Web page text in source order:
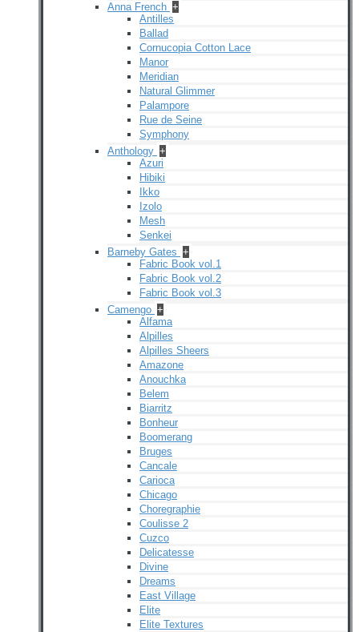
Anna French +
Antilles
Ballad
Cornucopia Cotton Lace
Manor
Meridian
Natural Glimmer
Palampore
Rue de Seine
Symphony
Anthology +
Azuri
Hibiki
Ikko
Izolo
Mesh
Senkei
Barneby Gates +
Fabric Book vol.1
Fabric Book vol.2
Fabric Book vol.3
Camengo +
Alfama
Alpilles
Alpilles Sheers
Amazone
Anouchka
Belem
Biarritz
Bonheur
Boomerang
Bruges
Cancale
Carioca
Chicago
Choregraphie
Coulisse 2
Cuzco
Delicatesse
Divine
Dreams
East Village
Elite
Elite Textures